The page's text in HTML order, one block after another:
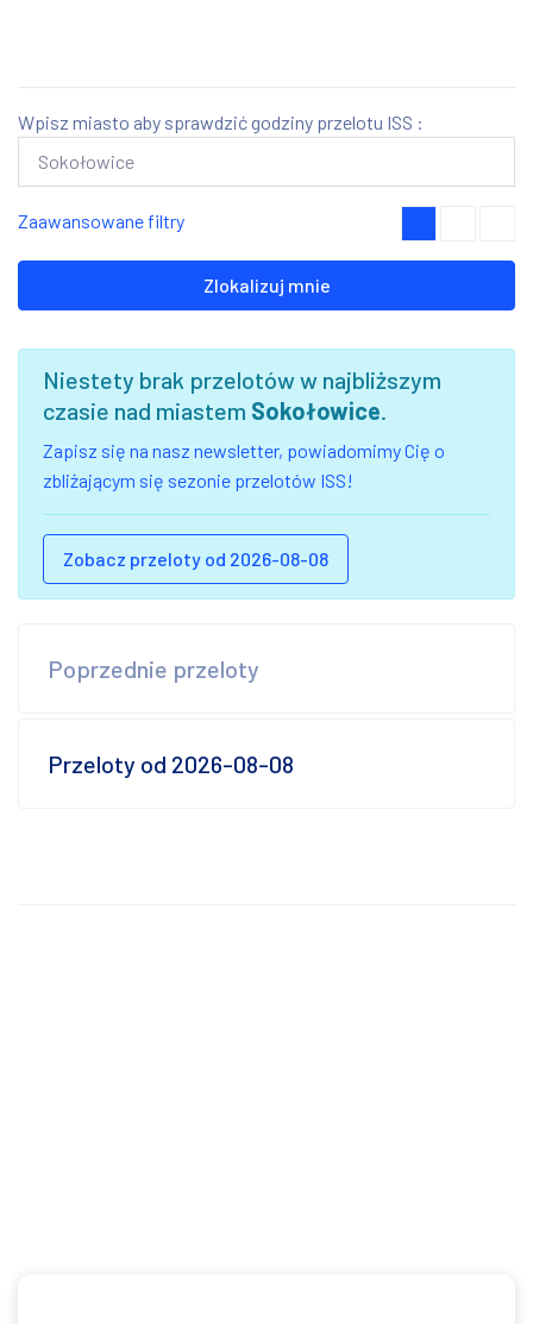
Wpisz miasto aby sprawdzić godziny przelotu ISS :
Zaawansowane filtry
Zlokalizuj mnie
Niestety brak przelotów w najbliższym
czasie nad miastem Sokołowice.
Zapisz się na nasz newsletter, powiadomimy Cię o
zbliżającym się sezonie przelotów ISS!
Zobacz przeloty od 2026-08-08
Poprzednie przeloty
Przeloty od 2026-08-08